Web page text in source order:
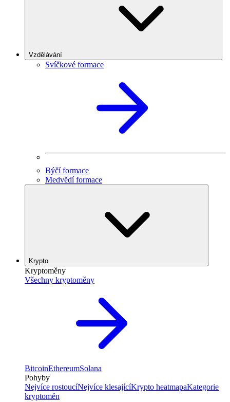
Vzdělávání
Svíčkové formace
Býčí formace
Medvědí formace
Krypto
Kryptoměny
Všechny kryptoměny
BitcoinEthereumSolana
Pohyby
Nejvíce rostoucíNejvíce klesajícíKrypto heatmapaKategorie
kryptoměn